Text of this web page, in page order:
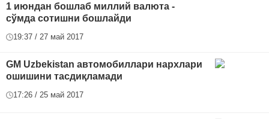
1 июндан бошлаб миллий валюта -
сўмда сотишни бошлайди
19:37 / 27 май 2017
GM Uzbekistan автомобиллари нархлари
ошишини тасдиқламади
17:26 / 25 май 2017